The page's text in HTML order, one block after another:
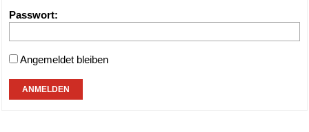
Passwort:
Angemeldet bleiben
ANMELDEN